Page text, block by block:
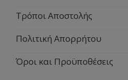
Τρόποι Αποστολής
Πολιτική Απορρήτου
Όροι και Προϋποθέσεις